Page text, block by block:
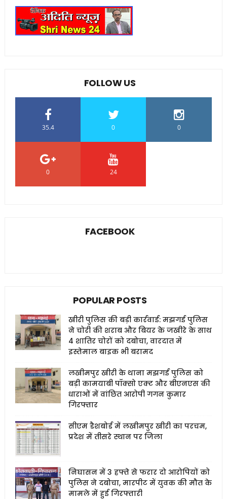
FOLLOW US
35.4 0 0
0 24
FACEBOOK
POPULAR POSTS
खीरी पुलिस की बड़ी कार्रवाई: मझगई पुलिस
ने चोरी की शराब और बियर के जखीरे के साथ
4 शातिर चोरों को दबोचा, वारदात में
इस्तेमाल बाइक भी बरामद
लखीमपुर खीरी के थाना मझगई पुलिस को
बड़ी कामयाबी पॉक्सो एक्ट और बीएनएस की
धाराओं में वांछित आरोपी गगन कुमार
गिरफ्तार
सीएम डैशबोर्ड में लखीमपुर खीरी का परचम,
प्रदेश में तीसरे स्थान पर जिला
निघासन में 3 हफ्ते से फरार दो आरोपियों को
पुलिस ने दबोचा, मारपीट में युवक की मौत के
मामले में हुई गिरफ्तारी